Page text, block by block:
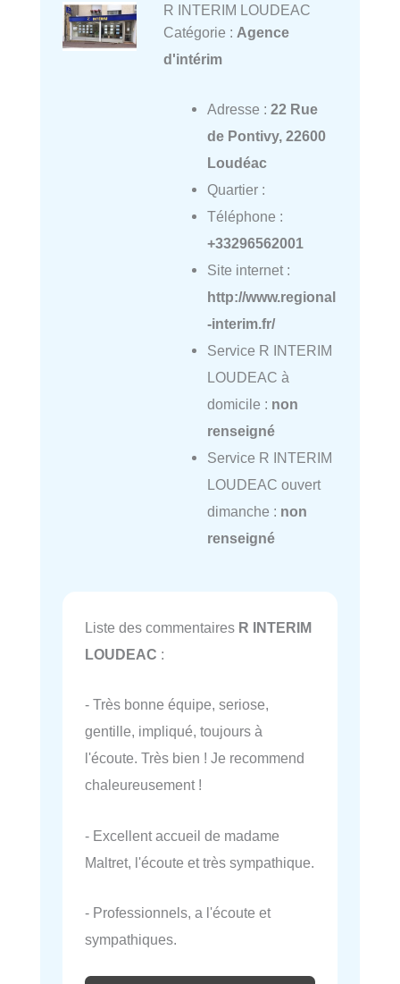
R INTERIM LOUDEAC
Catégorie : Agence
d'intérim
Adresse : 22 Rue
de Pontivy, 22600
Loudéac
Quartier :
Téléphone :
+33296562001
Site internet :
http://www.regional
-interim.fr/
Service R INTERIM
LOUDEAC à
domicile : non
renseigné
Service R INTERIM
LOUDEAC ouvert
dimanche : non
renseigné
Liste des commentaires R INTERIM
LOUDEAC :
- Très bonne équipe, seriose,
gentille, impliqué, toujours à
l'écoute. Très bien ! Je recommend
chaleureusement !
- Excellent accueil de madame
Maltret, l'écoute et très sympathique.
- Professionnels, a l'écoute et
sympathiques.